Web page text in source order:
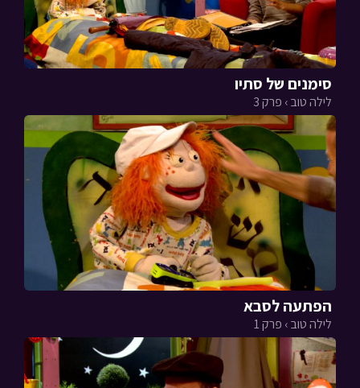
סימנים של סתיו
לילה טוב › פרק 3
הפתעה לסבא
לילה טוב › פרק 1